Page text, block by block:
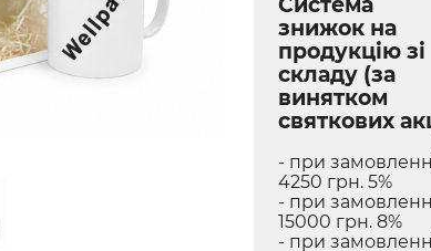
знижок на
продукцію зі
складу (за
винятком
святкових
- при
4250 грн. 5%
- при
15000 грн. 8%
- при